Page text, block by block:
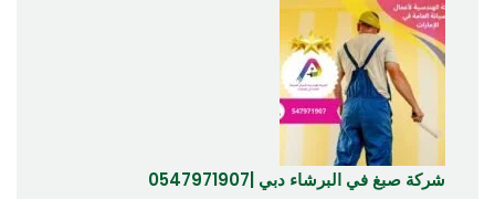
شركة صبغ في البرشاء دبي |0547971907